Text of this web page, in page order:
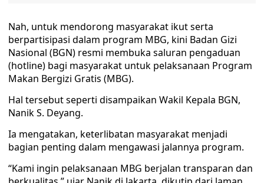
Nah, untuk mendorong masyarakat ikut serta
berpartisipasi dalam program MBG, kini Badan Gizi
Nasional (BGN) resmi membuka saluran pengaduan
(hotline) bagi masyarakat untuk pelaksanaan Program
Makan Bergizi Gratis (MBG).
Hal tersebut seperti disampaikan Wakil Kepala BGN,
Nanik S. Deyang.
Ia mengatakan, keterlibatan masyarakat menjadi
bagian penting dalam mengawasi jalannya program.
“Kami ingin pelaksanaan MBG berjalan transparan dan